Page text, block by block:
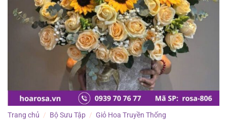
Trang chủ / Bộ Sưu Tập / Giỏ Hoa Truyền Thống